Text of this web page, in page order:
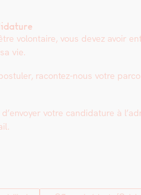
volon­taire, vous devez avoir
vie.
racon­tez-nous votre
votre can­di­da­ture à